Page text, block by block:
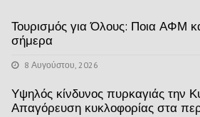
Τουρισμός για Όλους: Ποια ΑΦΜ
σήμερα
8 Αυγούστου, 2026
Υψηλός κίνδυνος πυρκαγιάς την
Απαγόρευση κυκλοφορίας στα